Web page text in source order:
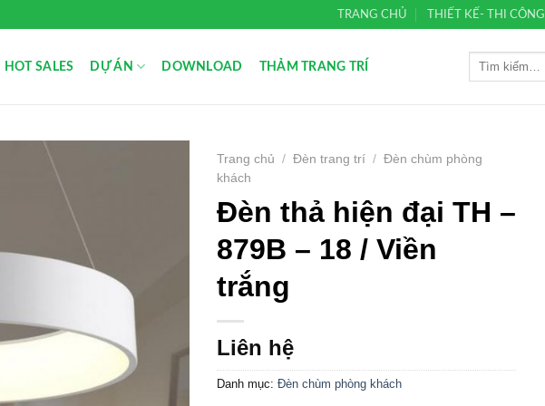
TRANG CHỦ THIẾT KẾ- THI CÔNG
HOT SALES DỰ ÁN DOWNLOAD THẢM TRANG TRÍ
Trang chủ / Đèn trang trí / Đèn chùm phòng
khách
Đèn thả hiện đại TH –
879B – 18 / Viền
trắng
Liên hệ
Danh mục: Đèn chùm phòng khách